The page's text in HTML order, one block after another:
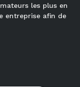
les plus en
entreprise afin de